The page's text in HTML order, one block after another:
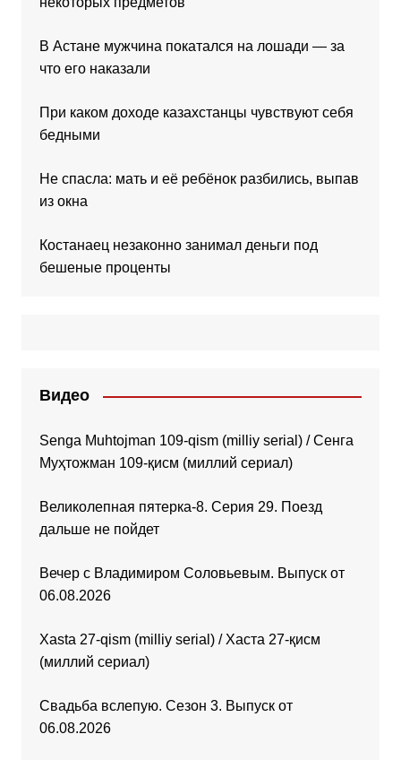
В Астане мужчина покатался на лошади — за
что его наказали
При каком доходе казахстанцы чувствуют себя
бедными
Не спасла: мать и её ребёнок разбились, выпав
из окна
Костанаец незаконно занимал деньги под
бешеные проценты
Видео
Senga Muhtojman 109-qism (milliy serial) / Сенга
Муҳтожман 109-қисм (миллий сериал)
Великолепная пятерка-8. Серия 29. Поезд
дальше не пойдет
Вечер с Владимиром Соловьевым. Выпуск от
06.08.2026
Xasta 27-qism (milliy serial) / Хаста 27-қисм
(миллий сериал)
Свадьба вслепую. Сезон 3. Выпуск от
06.08.2026